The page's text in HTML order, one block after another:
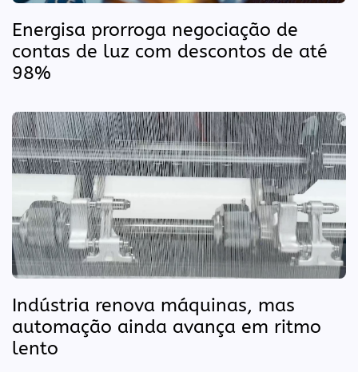
Energisa prorroga negociação de
contas de luz com descontos de até
98%
Indústria renova máquinas, mas
automação ainda avança em ritmo
lento